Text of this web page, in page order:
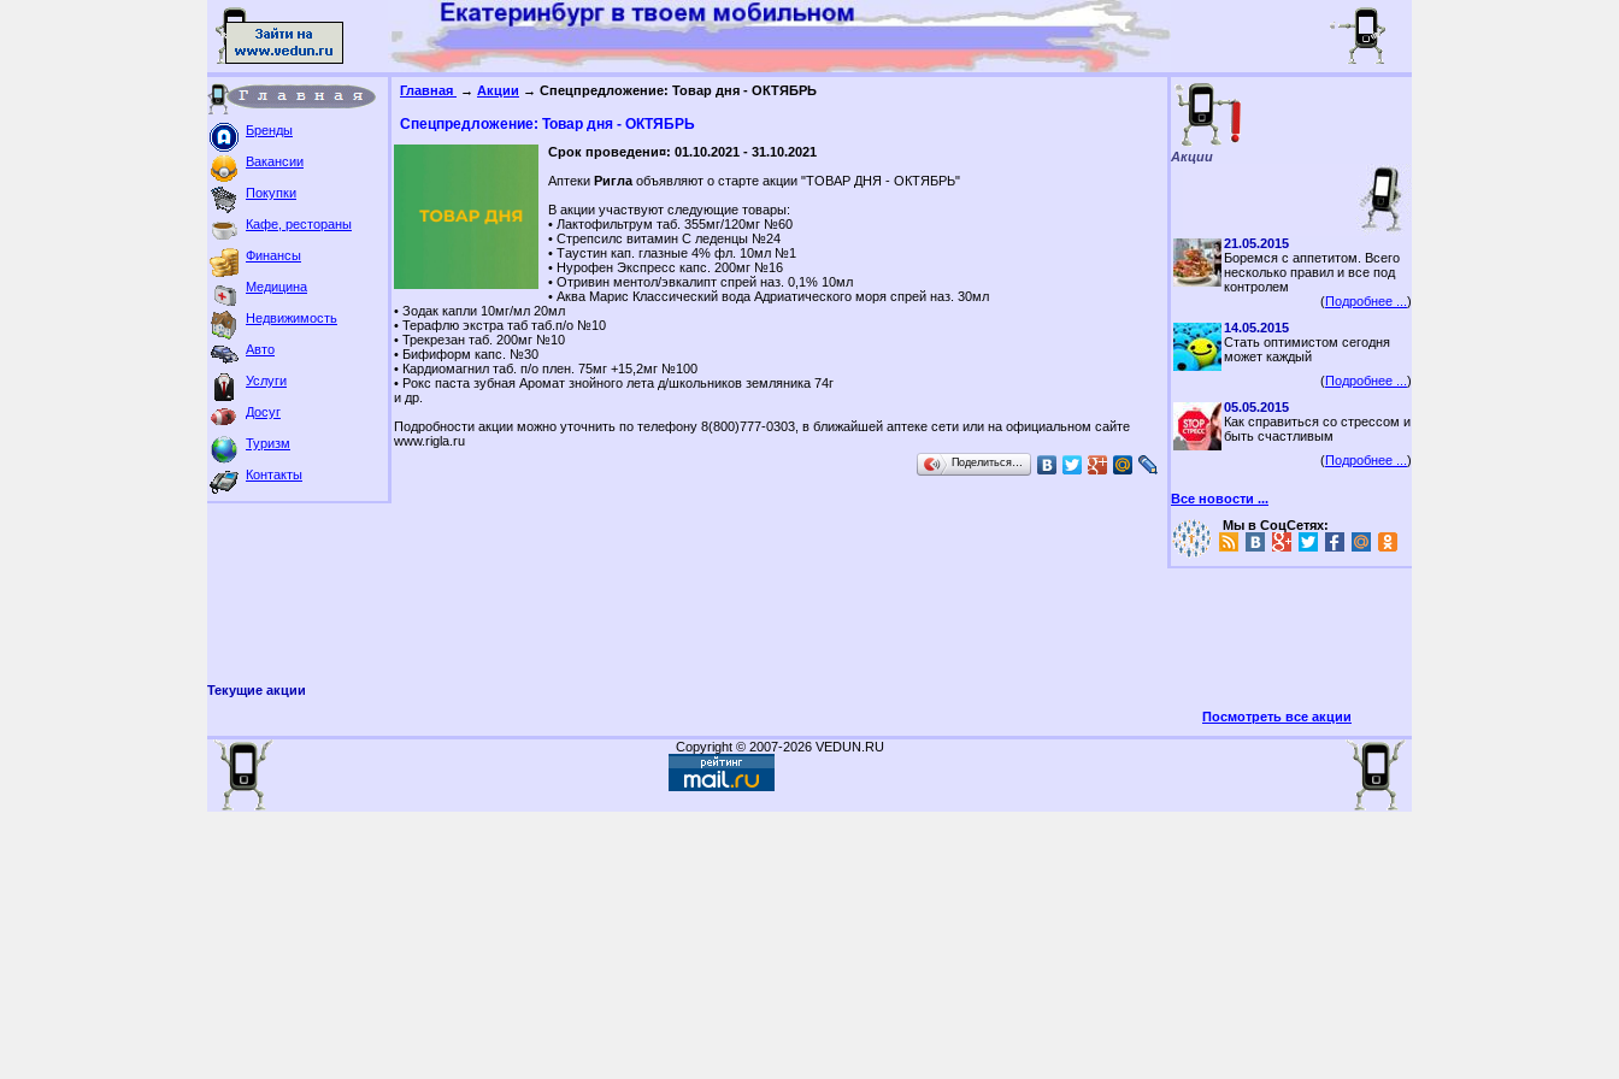
Бренды
Вакансии
Покупки
Кафе, рестораны
Финансы
Медицина
Недвижимость
Авто
Услуги
Досуг
Туризм
Контакты
Главная → Акции → Спецпредложение: Товар дня - ОКТЯБРЬ
Спецпредложение: Товар дня - ОКТЯБРЬ
Срок проведени¤: 01.10.2021 - 31.10.2021
Аптеки Ригла объявляют о старте акции "ТОВАР ДНЯ - ОКТЯБРЬ"
В акции участвуют следующие товары:
• Лактофильтрум таб. 355мг/120мг №60
• Стрепсилс витамин С леденцы №24
• Таустин кап. глазные 4% фл. 10мл №1
• Нурофен Экспресс капс. 200мг №16
• Отривин ментол/эвкалипт спрей наз. 0,1% 10мл
• Аква Марис Классический вода Адриатического моря спрей наз. 30мл
• Зодак капли 10мг/мл 20мл
• Терафлю экстра таб таб.п/о №10
• Трекрезан таб. 200мг №10
• Бифиформ капс. №30
• Кардиомагнил таб. п/о плен. 75мг +15,2мг №100
• Рокс паста зубная Аромат знойного лета д/школьников земляника 74г
и др.
Подробности акции можно уточнить по телефону 8(800)777-0303, в ближайшей аптеке сети или на официальном сайте
www.rigla.ru
Поделиться…
Акции
21.05.2015
Боремся с аппетитом. Всего
несколько правил и все под
контролем
(Подробнее ... )
14.05.2015
Стать оптимистом сегодня
может каждый
(Подробнее ... )
05.05.2015
Как справиться со стрессом и
быть счастливым
(Подробнее ... )
Все новости ...
Мы в СоцСетях:
Текущие акции
Посмотреть все акции
Copyright © 2007-2026 VEDUN.RU